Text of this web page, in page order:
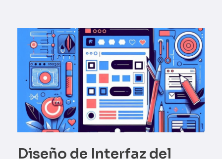
Diseño de Interfaz del